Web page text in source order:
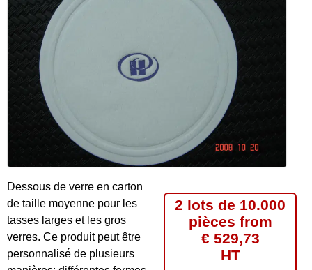
2 lots de 10.000
pièces from
€ 529,73
HT
Dessous de verre en carton
de taille moyenne pour les
tasses larges et les gros
verres. Ce produit peut être
personnalisé de plusieurs